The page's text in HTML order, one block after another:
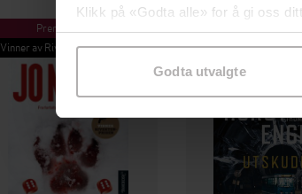
Klikk på «Godta alle» for å gi oss
samtykke til spesifikke formål ved
Godta utvalgte
Premium
Vinner av Rivertonprisen
Første gang på